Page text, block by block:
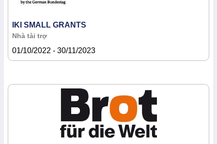
IKI SMALL GRANTS
Nhà tài trợ
01/10/2022 - 30/11/2023